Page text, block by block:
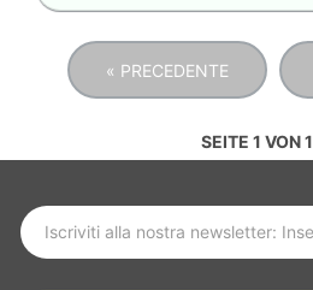
« PRECEDENTE
SEITE 1 VON 1
ISCRIVITI ALLE ULTIME NOTIZIE